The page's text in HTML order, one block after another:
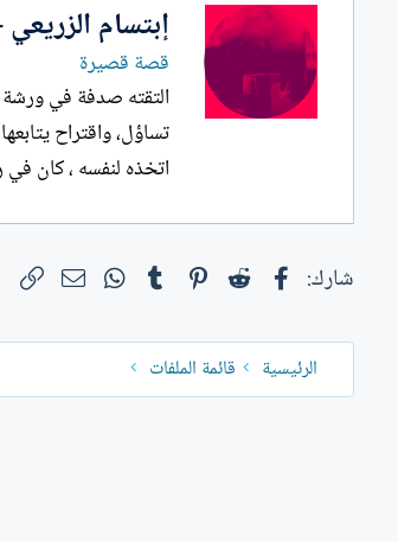
إبتسام
قصة قصيرة
التقته صدفة في
تساؤل، واقتراح
اتخذه لنفسه ، كان في
شارك: فيسبوكReddit
Pinterest
Tumblr
WhatsApp
البريد
الرئيسية قائمة الملفات